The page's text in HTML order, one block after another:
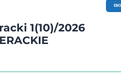
1(10)/2026